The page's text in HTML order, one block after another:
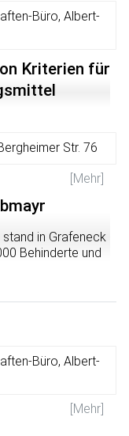
Büro, Albert-
Kriterien für
Str. 76
[Mehr]
in Grafeneck
Behinderte und
Menschen
der Erinnerung
bis zum Ort
Sein Titel: Spur
Journalist
Am 27.
Büro, Albert-
[Mehr]